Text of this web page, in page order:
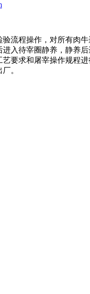
验流程操作，对所有肉
进入待宰圈静养，静养
艺要求和屠宰操作规程
。